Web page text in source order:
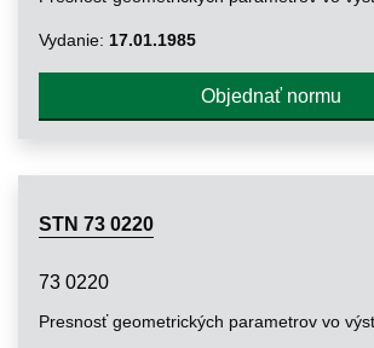
Vydanie: 17.01.1985
Objednať normu
STN 73 0220
73 0220